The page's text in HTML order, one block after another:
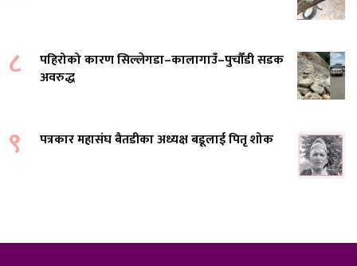
८
पहिरोको कारण सिल्लेगडा–कालागाउँ–पुर्चौंडी सडक
अवरुद्ध
९ पत्रकार महासंघ बैतडीका अध्यक्ष बडूलाई पितृ शोक